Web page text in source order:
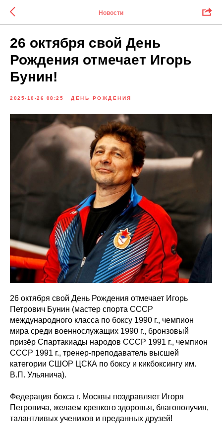
Новости
26 октября свой День
Рождения отмечает Игорь
Бунин!
2025-10-26 08:25 ДЕНЬ РОЖДЕНИЯ
26 октября свой День Рождения отмечает Игорь
Петрович Бунин (мастер спорта СССР
международного класса по боксу 1990 г., чемпион
мира среди военнослужащих 1990 г., бронзовый
призёр Спартакиады народов СССР 1991 г., чемпион
СССР 1991 г., тренер-преподаватель высшей
категории СШОР ЦСКА по боксу и кикбоксингу им.
В.П. Ульянича).
Федерация бокса г. Москвы поздравляет Игоря
Петровича, желаем крепкого здоровья, благополучия,
талантливых учеников и преданных друзей!